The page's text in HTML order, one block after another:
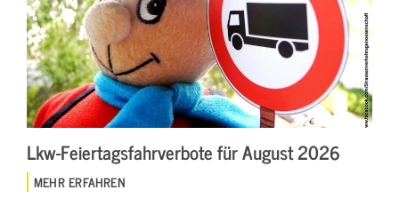
Lkw-Feiertagsfahrverbote für August 2026
MEHR ERFAHREN